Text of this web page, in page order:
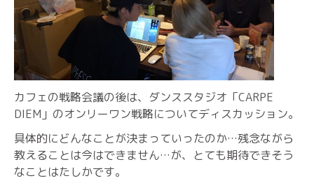
カフェの戦略会議の後は、ダンススタジオ「CARPE
DIEM」のオンリーワン戦略についてディスカッション。
具体的にどんなことが決まっていったのか…残念ながら
教えることは今はできません…が、とても期待できそう
なことはたしかです。